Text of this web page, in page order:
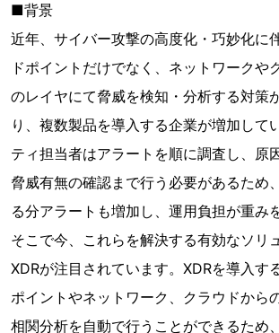
■背景
近年、サイバー攻撃の高度化・巧妙化に
ドポイントだけでなく、ネットワークや
のレイヤにて脅威を検知・分析する対策
り、複数製品を導入する企業が増加して
ティ担当者はアラートを順に調査し、原
脅威有無の確認まで行う必要があるため
る分アラートも増加し、運用負担が重み
そこで今、これらを解決する有効なソリ
XDRが注目されています。XDRを導入す
ポイントやネットワーク、クラウドから
相関分析を自動で行うことができるため